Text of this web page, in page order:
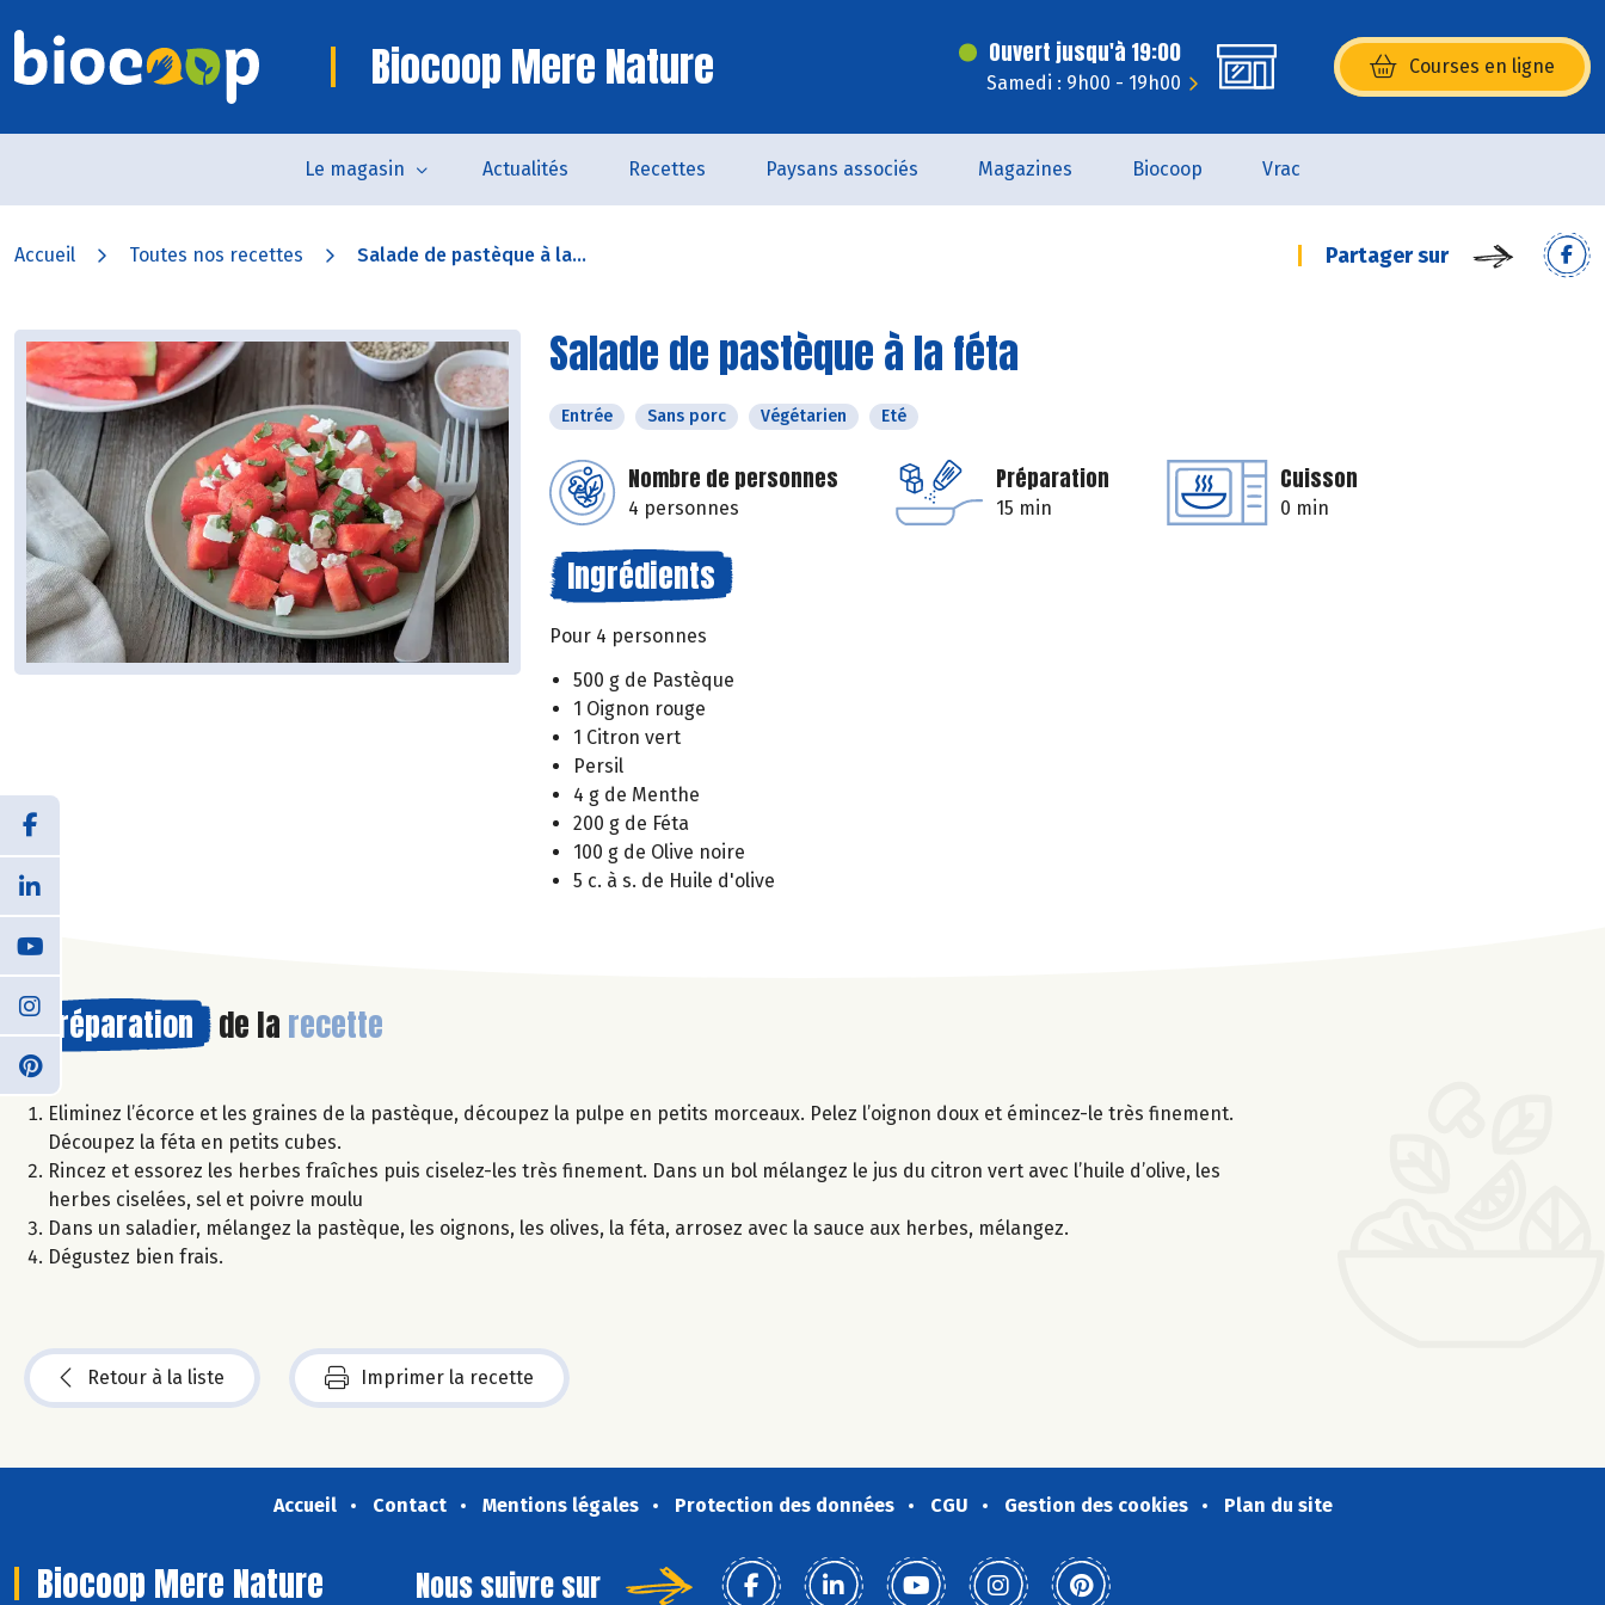
Biocoop Mere Nature Ouvert jusqu'à 19:00
Samedi : 9h00 - 19h00
Courses en ligne
(s’ouvre dans une nouvelle
Le magasin Actualités Recettes Paysans associés Magazines Biocoop Vrac
Accueil Toutes nos recettes Salade de pastèque à la... Partager sur
Salade de pastèque à la féta
Entrée Sans porc Végétarien Eté
Nombre de personnes
4 personnes
Préparation
15 min
Cuisson
0 min
Ingrédients
Pour 4 personnes
500 g de Pastèque
1 Oignon rouge
1 Citron vert
Persil
4 g de Menthe
200 g de Féta
100 g de Olive noire
5 c. à s. de Huile d'olive
Préparation de la recette
Eliminez l’écorce et les graines de la pastèque, découpez la pulpe en petits morceaux. Pelez l’oignon doux et émincez-le très finement.
Découpez la féta en petits cubes.
Rincez et essorez les herbes fraîches puis ciselez-les très finement. Dans un bol mélangez le jus du citron vert avec l’huile d’olive, les
herbes ciselées, sel et poivre moulu
Dans un saladier, mélangez la pastèque, les oignons, les olives, la féta, arrosez avec la sauce aux herbes, mélangez.
Dégustez bien frais.
Retour à la liste Imprimer la recette
Accueil Contact Mentions légales Protection des données CGU Gestion des cookies Plan du site
Biocoop Mere Nature Nous suivre sur